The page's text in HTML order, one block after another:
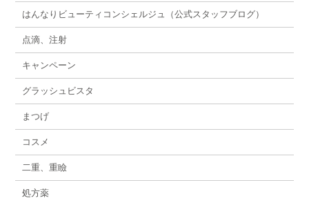
はんなりビューティコンシェルジュ（公式スタッフブログ）
点滴、注射
キャンペーン
グラッシュビスタ
まつげ
コスメ
二重、重瞼
処方薬